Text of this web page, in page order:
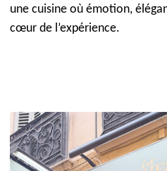
une cuisine où émotion,
cœur de l’expérience.